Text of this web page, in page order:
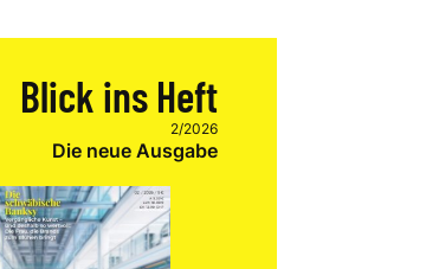
Blick ins Heft
2/2026
Die neue Ausgabe